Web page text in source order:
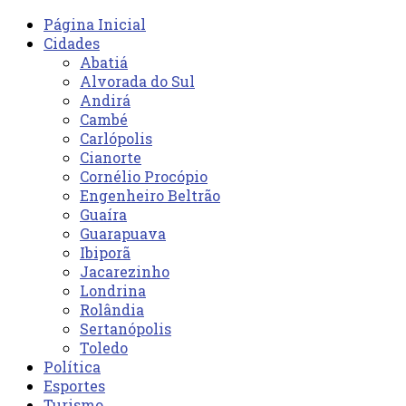
Página Inicial
Cidades
Abatiá
Alvorada do Sul
Andirá
Cambé
Carlópolis
Cianorte
Cornélio Procópio
Engenheiro Beltrão
Guaíra
Guarapuava
Ibiporã
Jacarezinho
Londrina
Rolândia
Sertanópolis
Toledo
Política
Esportes